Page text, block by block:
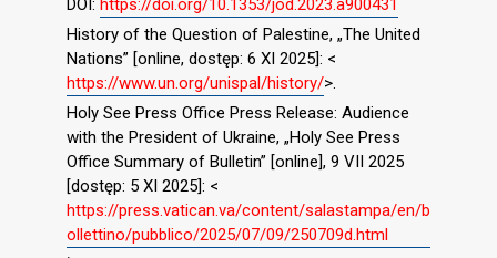
DOI: https://doi.org/10.1353/jod.2023.a900431
History of the Question of Palestine, „The United
Nations” [online, dostęp: 6 XI 2025]: <
https://www.un.org/unispal/history/>.
Holy See Press Office Press Release: Audience
with the President of Ukraine, „Holy See Press
Office Summary of Bulletin” [online], 9 VII 2025
[dostęp: 5 XI 2025]: <
https://press.vatican.va/content/salastampa/en/b
ollettino/pubblico/2025/07/09/250709d.html